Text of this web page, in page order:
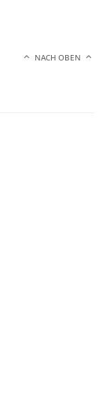
NACH OBEN